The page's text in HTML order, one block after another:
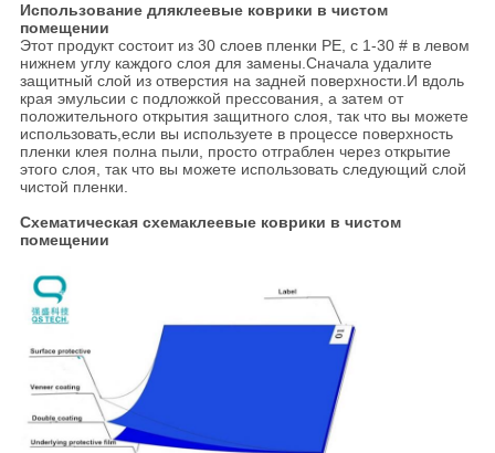
Использование дляклеевые коврики в чистом
помещении
Этот продукт состоит из 30 слоев пленки PE, с 1-30 # в левом
нижнем углу каждого слоя для замены.Сначала удалите
защитный слой из отверстия на задней поверхности.И вдоль
края эмульсии с подложкой прессования, а затем от
положительного открытия защитного слоя, так что вы можете
использовать,если вы используете в процессе поверхность
пленки клея полна пыли, просто отграблен через открытие
этого слоя, так что вы можете использовать следующий слой
чистой пленки.
Схематическая схемаклеевые коврики в чистом
помещении